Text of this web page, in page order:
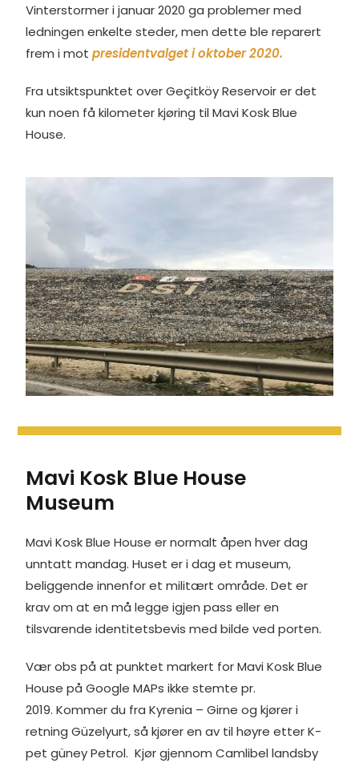
Vinterstormer i januar 2020 ga problemer med
ledningen enkelte steder, men dette ble reparert
frem i motpresidentvalget i oktober 2020.
Fra utsiktspunktet over Geçitköy Reservoir er det
kun noen få kilometer kjøring til Mavi Kosk Blue
House.
Mavi Kosk Blue House
Museum
Mavi Kosk Blue House er normalt åpen hver dag
unntatt mandag. Huset er i dag et museum,
beliggende innenfor et militært område. Det er
krav om at en må legge igjen pass eller en
tilsvarende identitetsbevis med bilde ved porten.
Vær obs på at punktet markert for Mavi Kosk Blue
House på Google MAPs ikke stemte pr.
2019. Kommer du fra Kyrenia – Girne og kjører i
retning Güzelyurt, så kjører en av til høyre etter K-
pet güney Petrol. Kjør gjennom Camlibel landsby